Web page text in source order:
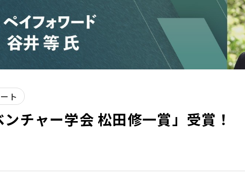
ト
チャー学会 松田修一賞」受賞！